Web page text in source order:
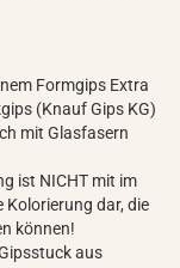
Formgips Extra
(Knauf Gips KG)
mit Glasfasern
ist NICHT mit im
dar, die
können!
aus